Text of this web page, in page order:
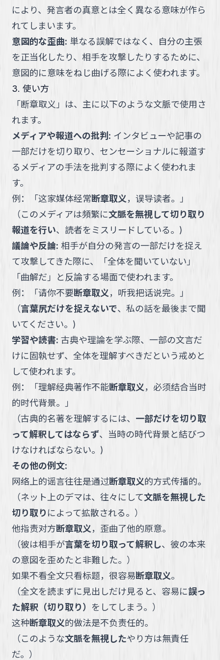
により、発言者の真意とは全く異なる意味が作ら
れてしまいます。
意図的な歪曲: 単なる誤解ではなく、自分の主張
を正当化したり、相手を攻撃したりするために、
意図的に意味をねじ曲げる際によく使われます。
3. 使い方
「断章取义 」 は、主に以下のような文脈で使用さ
れます。
メディアや報道への批判 : インタビューや記事の
一部だけを切り取り、センセーショナルに報道す
るメディアの手法を批判する際によく使われま
す。
例：
「这家媒体经常断章取义 ，误导读者。
」
（このメディアは頻繁に文脈を無視して切り取り
報道を行い、読者をミスリードしている。 )
議論や反論: 相手が自分の発言の一部だけを捉え
て攻撃してきた際に、「全体を聞いていない」
「曲解だ」と反論する場面で使われます。
例：
「请你不要断章取义 ，听我把话说完。
」
（言葉尻だけを捉えないで、私の話を最後まで聞
いてください。 )
学習や読書: 古典や理論を学ぶ際、一部の文言だ
けに固執せず、全体を理解すべきだという戒めと
して使われます。
例：
「理解经典著作不能断章取义 ，必须结合当时
的时代背景。
」
（古典的名著を理解するには、 一部だけを切り取
って解釈してはならず、当時の時代背景と結びつ
けなければならない。 )
その他の例文:
网络上的谣言往往是通过断章取义的方式传播的。
（ネット上のデマは、往々にして文脈を無視した
切り取り によって拡散される。 ）
他指责对方断章取义 ，歪曲了他的原意。
（彼は相手が言葉を切り取って解釈し、彼の本来
の意図を歪めたと非難した。 ）
如果不看全文只看标题，很容易断章取义。
（全文を読まずに見出しだけ見ると、容易に誤っ
た解釈（切り取り） をしてしまう。 ）
这种断章取义的做法是不负责任的。
（このような文脈を無視したやり方は無責任
だ。 ）